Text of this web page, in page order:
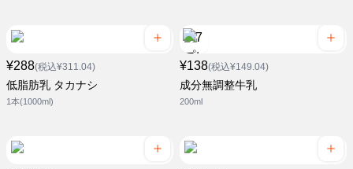
¥288(税込¥311.04)
低脂肪乳 タカナシ
1本(1000ml)
¥138(税込¥149.04)
成分無調整牛乳
200ml